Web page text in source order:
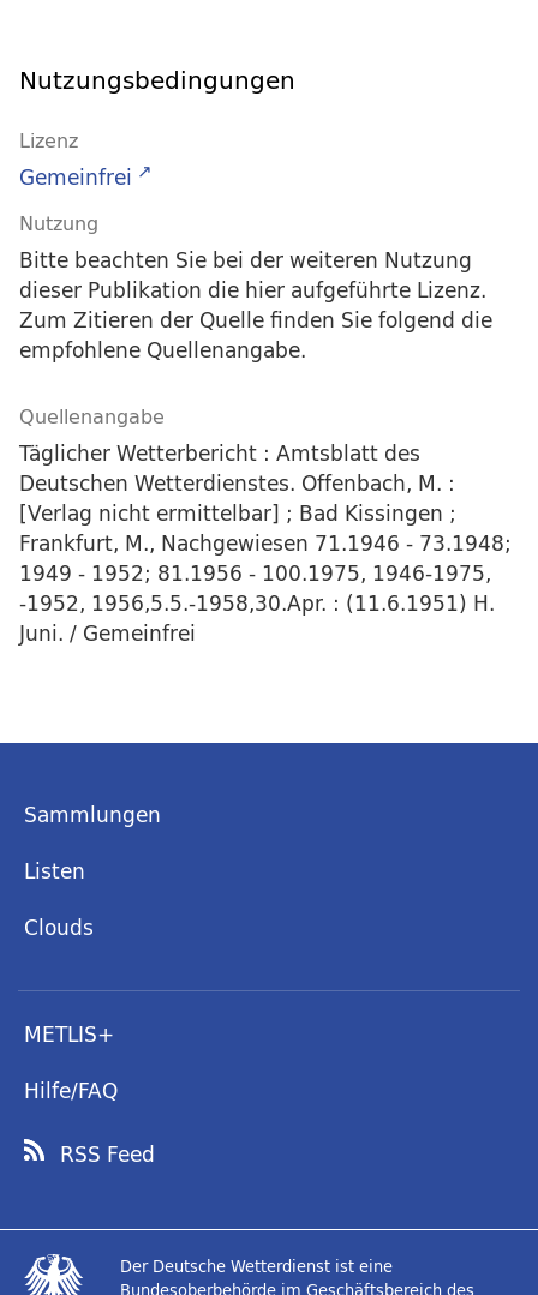
Nutzungsbedingungen
Lizenz
Gemeinfrei
Nutzung
Bitte beachten Sie bei der weiteren Nutzung
dieser Publikation die hier aufgeführte Lizenz.
Zum Zitieren der Quelle finden Sie folgend die
empfohlene Quellenangabe.
Quellenangabe
Täglicher Wetterbericht : Amtsblatt des
Deutschen Wetterdienstes. Offenbach, M. :
[Verlag nicht ermittelbar] ; Bad Kissingen ;
Frankfurt, M., Nachgewiesen 71.1946 - 73.1948;
1949 - 1952; 81.1956 - 100.1975, 1946-1975,
-1952, 1956,5.5.-1958,30.Apr. : (11.6.1951) H.
Juni. / Gemeinfrei
Sammlungen
Listen
Clouds
METLIS+
Hilfe/FAQ
RSS Feed
Der Deutsche Wetterdienst ist eine